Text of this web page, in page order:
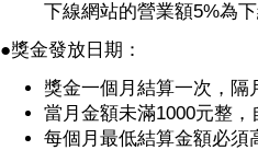
下線網站的營業額5%為
●獎金發放日期：
獎金一個月結算一次，隔
當月金額未滿1000元整
每個月最低結算金額必須